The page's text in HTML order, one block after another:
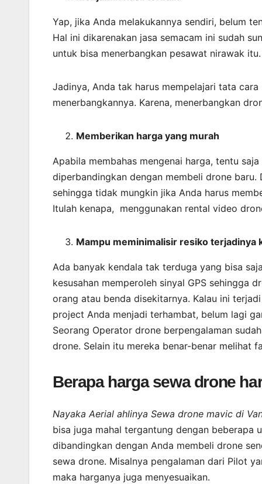
Yap, jika Anda melakukannya sendiri, belum
Hal ini dikarenakan jasa semacam ini sudah
untuk bisa menerbangkan pesawat nirawak itu.
Jadinya, Anda tak harus mempelajari tata
menerbangkannya. Karena, menerbangkan
Memberikan harga yang murah
Apabila membahas mengenai harga, tentu
diperbandingkan dengan membeli drone
sehingga tidak mungkin jika Anda harus
Itulah kenapa, menggunakan rental video
Mampu meminimalisir resiko terjadinya
Ada banyak kendala tak terduga yang bisa
kesusahan memperoleh sinyal GPS sehingga
orang atau benda disekitarnya. Kalau ini
project Anda menjadi terhambat, belum lagi
Seorang Operator drone berpengalaman
drone. Selain itu mereka benar-benar melihat
Berapa harga sewa drone
Nayaka Aerial ahlinya Sewa drone mavic di
bisa juga mahal tergantung dengan beberapa
dibandingkan dengan Anda membeli drone
sewa drone. Misalnya pengalaman dari Pilot
maka harganya juga menyesuaikan.